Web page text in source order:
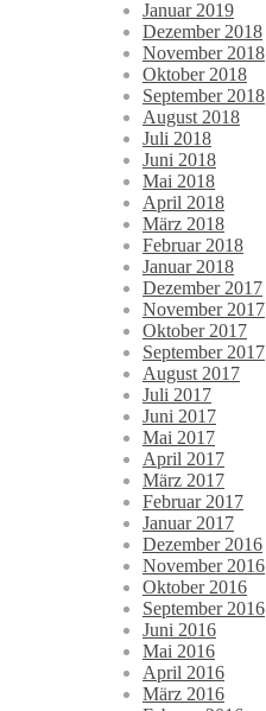
Januar 2019
Dezember 2018
November 2018
Oktober 2018
September 2018
August 2018
Juli 2018
Juni 2018
Mai 2018
April 2018
März 2018
Februar 2018
Januar 2018
Dezember 2017
November 2017
Oktober 2017
September 2017
August 2017
Juli 2017
Juni 2017
Mai 2017
April 2017
März 2017
Februar 2017
Januar 2017
Dezember 2016
November 2016
Oktober 2016
September 2016
Juni 2016
Mai 2016
April 2016
März 2016